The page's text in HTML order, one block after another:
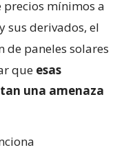
precios mínimos a
sus derivados, el
de paneles solares
que esas
una amenaza